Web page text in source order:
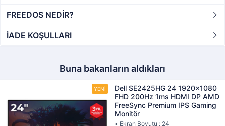
FREEDOS NEDİR?
İADE KOŞULLARI
Buna bakanların aldıkları
Dell SE2425HG 24 1920x1080
FHD 200Hz 1ms HDMI DP AMD
FreeSync Premium IPS Gaming
Monitör
• Ekran Boyutu : 24